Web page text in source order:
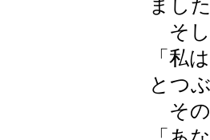
ました
そし
「私
とつ
その